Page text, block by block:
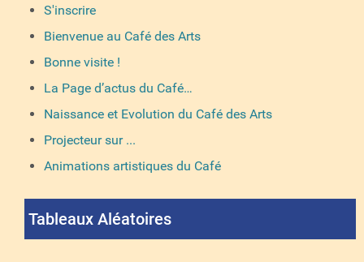
S'inscrire
Bienvenue au Café des Arts
Bonne visite !
La Page d’actus du Café…
Naissance et Evolution du Café des Arts
Projecteur sur ...
Animations artistiques du Café
Tableaux Aléatoires